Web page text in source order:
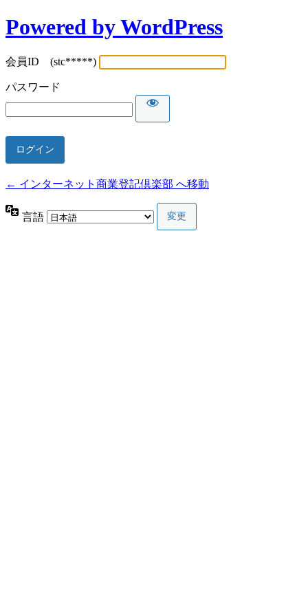
Powered by WordPress
会員ID (stc*****)
パスワード
← インターネット商業登記倶楽部 へ移動
言語